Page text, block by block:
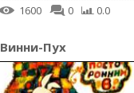
1600
0 0.0
Винни-Пух